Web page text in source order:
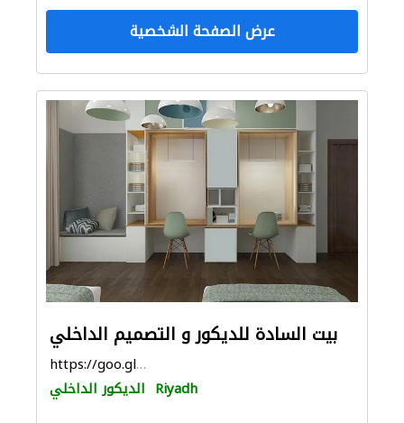
عرض الصفحة الشخصية
بيت السادة للديكور و التصميم الداخلي
https://goo.gl/maps/6rr7aL2wBu8jsDxG6
الديكور الداخلي Riyadh